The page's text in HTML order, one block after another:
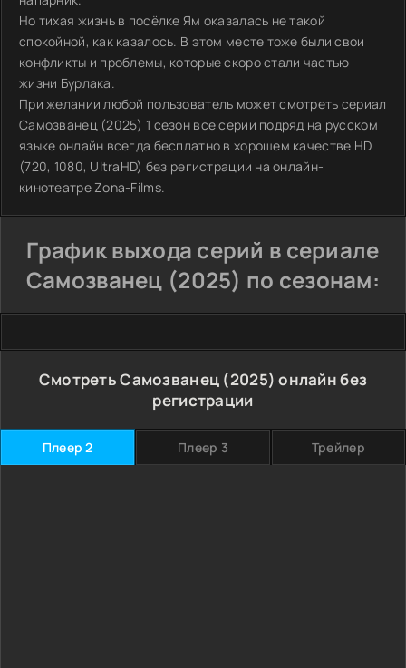
Но тихая жизнь в посёлке Ям оказалась не такой
спокойной, как казалось. В этом месте тоже были свои
конфликты и проблемы, которые скоро стали частью
жизни Бурлака.
При желании любой пользователь может смотреть сериал
Самозванец (2025) 1 сезон все серии подряд на русском
языке онлайн всегда бесплатно в хорошем качестве HD
(720, 1080, UltraHD) без регистрации на онлайн-
кинотеатре Zona-Films.
График выхода серий в сериале
Самозванец (2025) по сезонам:
Смотреть Самозванец (2025) онлайн без
регистрации
Плеер 2 Плеер 3 Трейлер